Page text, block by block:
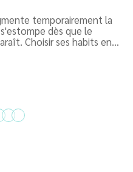
temporairement la
dès que le
Choisir ses habits en…